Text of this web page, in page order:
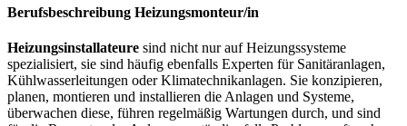
Berufsbeschreibung Heizungsmonteur/in
Heizungsinstallateure sind nicht nur auf Heizungssysteme
spezialisiert, sie sind häufig ebenfalls Experten für Sanitäranlagen,
Kühlwasserleitungen oder Klimatechnikanlagen. Sie konzipieren,
planen, montieren und installieren die Anlagen und Systeme,
überwachen diese, führen regelmäßig Wartungen durch, und sind